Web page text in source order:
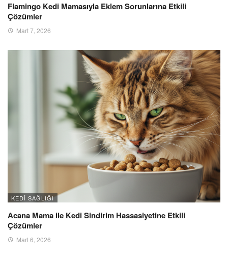
Flamingo Kedi Mamasıyla Eklem Sorunlarına Etkili
Çözümler
Mart 7, 2026
KEDI SAĞLIĞI
Acana Mama ile Kedi Sindirim Hassasiyetine Etkili
Çözümler
Mart 6, 2026